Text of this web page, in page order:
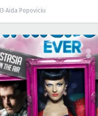
·Aida Popoviciu